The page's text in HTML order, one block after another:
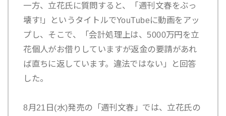
一方、立花氏に質問すると、「週刊文春をぶっ
壊す!」というタイトルでYouTubeに動画をアッ
プし、そこで、「会計処理上は、5000万円を立
花個人がお借りしていますが返金の要請があれ
ば直ちに返しています。違法ではない」と回答
した。
8月21日(水)発売の「週刊文春」では、立花氏の